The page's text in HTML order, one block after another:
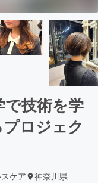
技術を学
ロジェク
ケア 神奈川県